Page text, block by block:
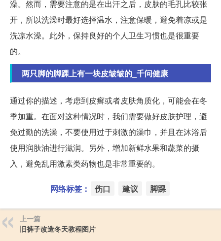
澡。然而，需要注意的是在出汗之后，皮肤的毛孔比较张
开，所以洗澡时最好选择温水，注意保暖，避免着凉或是
洗凉水澡。此外，保持良好的个人卫生习惯也是很重要
的。
两只脚的脚踝上有一块皮皱皱的_千问健康
通过你的描述，考虑到皮癣或者皮肤角质化，可能会在冬
季加重。在面对这种情况时，我们需要做好皮肤护理，避
免过勤的洗澡，不要使用过于刺激的澡巾，并且在沐浴后
使用润肤油进行滋润。另外，增加新鲜水果和蔬菜的摄
入，避免乱用激素类药物也是非常重要的。
网络标签： 伤口 建议 脚踝
上一篇
旧裤子改造冬天教程图片